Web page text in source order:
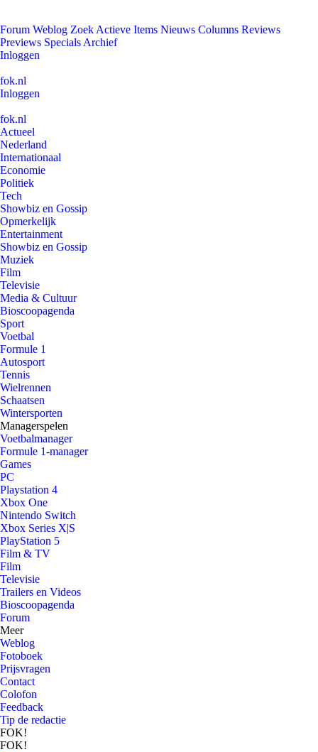
Forum Weblog Zoek Actieve Items Nieuws Columns Reviews
Previews Specials Archief
Inloggen
fok.nl
Inloggen
fok.nl
Actueel
Nederland
Internationaal
Economie
Politiek
Tech
Showbiz en Gossip
Opmerkelijk
Entertainment
Showbiz en Gossip
Muziek
Film
Televisie
Media & Cultuur
Bioscoopagenda
Sport
Voetbal
Formule 1
Autosport
Tennis
Wielrennen
Schaatsen
Wintersporten
Managerspelen
Voetbalmanager
Formule 1-manager
Games
PC
Playstation 4
Xbox One
Nintendo Switch
Xbox Series X|S
PlayStation 5
Film & TV
Film
Televisie
Trailers en Videos
Bioscoopagenda
Forum
Meer
Weblog
Fotoboek
Prijsvragen
Contact
Colofon
Feedback
Tip de redactie
FOK!
FOK!